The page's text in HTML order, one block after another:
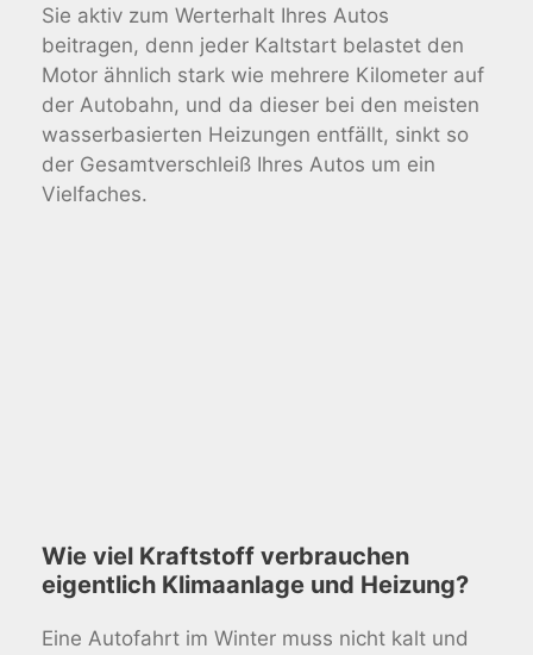
Sie aktiv zum Werterhalt Ihres Autos
beitragen, denn jeder Kaltstart belastet den
Motor ähnlich stark wie mehrere Kilometer auf
der Autobahn, und da dieser bei den meisten
wasserbasierten Heizungen entfällt, sinkt so
der Gesamtverschleiß Ihres Autos um ein
Vielfaches.
Wie viel Kraftstoff verbrauchen
eigentlich Klimaanlage und Heizung?
Eine Autofahrt im Winter muss nicht kalt und